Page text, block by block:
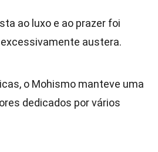
ao luxo e ao prazer foi
austera.
o Mohismo manteve uma
dedicados por vários